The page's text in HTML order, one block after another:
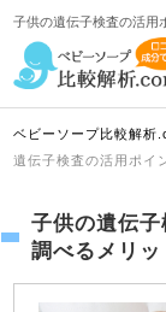
子供の遺伝子検査の活用
ベビーソープ比較解析
遺伝子検査の活用ポイ
子供の遺伝
調べるメリッ